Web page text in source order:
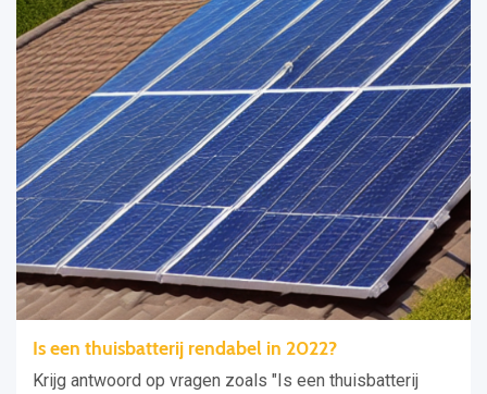
Is een thuisbatterij rendabel in 2022?
Krijg antwoord op vragen zoals "Is een thuisbatterij